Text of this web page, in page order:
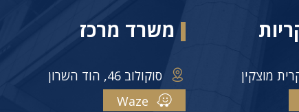
משרד מרכז
סוקולוב 46, הוד השרון